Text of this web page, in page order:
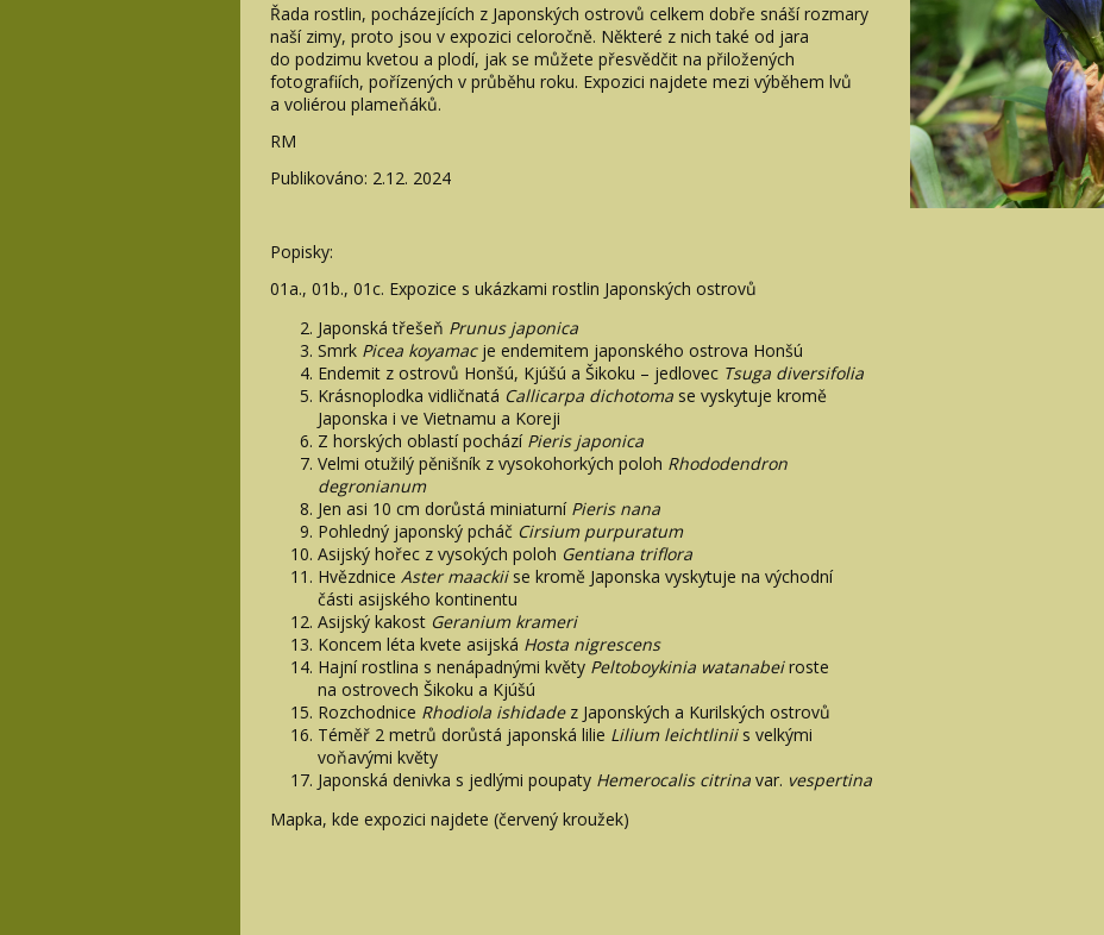
Řada rostlin, pocházejících z Japonských ostrovů celkem dobře snáší rozmary
naší zimy, proto jsou v expozici celoročně. Některé z nich také od jara
do podzimu kvetou a plodí, jak se můžete přesvědčit na přiložených
fotografiích, pořízených v průběhu roku. Expozici najdete mezi výběhem lvů
a voliérou plameňáků.
RM
Publikováno: 2.12. 2024
Popisky:
01a., 01b., 01c. Expozice s ukázkami rostlin Japonských ostrovů
Japonská třešeň Prunus japonica
Smrk Picea koyamacje endemitem japonského ostrova Honšú
Endemit z ostrovů Honšú, Kjúšú a Šikoku – jedlovec Tsuga diversifolia
Krásnoplodka vidličnatá Callicarpa dichotoma se vyskytuje kromě
Japonska i ve Vietnamu a Koreji
Z horských oblastí pochází Pieris japonica
Velmi otužilý pěnišník z vysokohorkých poloh Rhododendron
degronianum
Jen asi 10 cm dorůstá miniaturní Pieris nana
Pohledný japonský pcháč Cirsium purpuratum
Asijský hořec z vysokých poloh Gentiana triflora
Hvězdnice Aster maackiise kromě Japonska vyskytuje na východní
části asijského kontinentu
Asijský kakost Geranium krameri
Koncem léta kvete asijská Hosta nigrescens
Hajní rostlina s nenápadnými květy Peltoboykinia watanabeiroste
na ostrovech Šikoku a Kjúšú
Rozchodnice Rhodiola ishidade z Japonských a Kurilských ostrovů
Téměř 2 metrů dorůstá japonská lilie Lilium leichtliniis velkými
voňavými květy
Japonská denivka s jedlými poupaty Hemerocalis citrina var. vespertina
Mapka, kde expozici najdete (červený kroužek)